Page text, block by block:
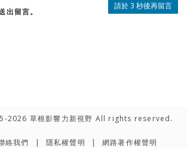
出留言。
2026 草根影響力新視野 All rights reserved.
絡我們 隱私權聲明 網路著作權聲明